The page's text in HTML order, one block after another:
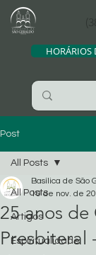
HORÁRIOS
Post
All Posts
Artigos
Espiritualidade
All Posts
25 anos
Presbiteral
Basílica de São
10 de nov. de